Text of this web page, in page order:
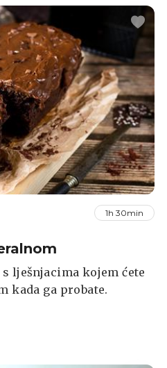
1h 30min
lješnjacima kojem ćete
kada ga probate.